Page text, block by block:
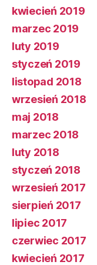
kwiecień 2019
marzec 2019
luty 2019
styczeń 2019
listopad 2018
wrzesień 2018
maj 2018
marzec 2018
luty 2018
styczeń 2018
wrzesień 2017
sierpień 2017
lipiec 2017
czerwiec 2017
kwiecień 2017